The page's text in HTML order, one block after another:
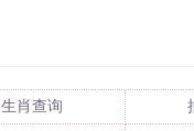
生肖查询